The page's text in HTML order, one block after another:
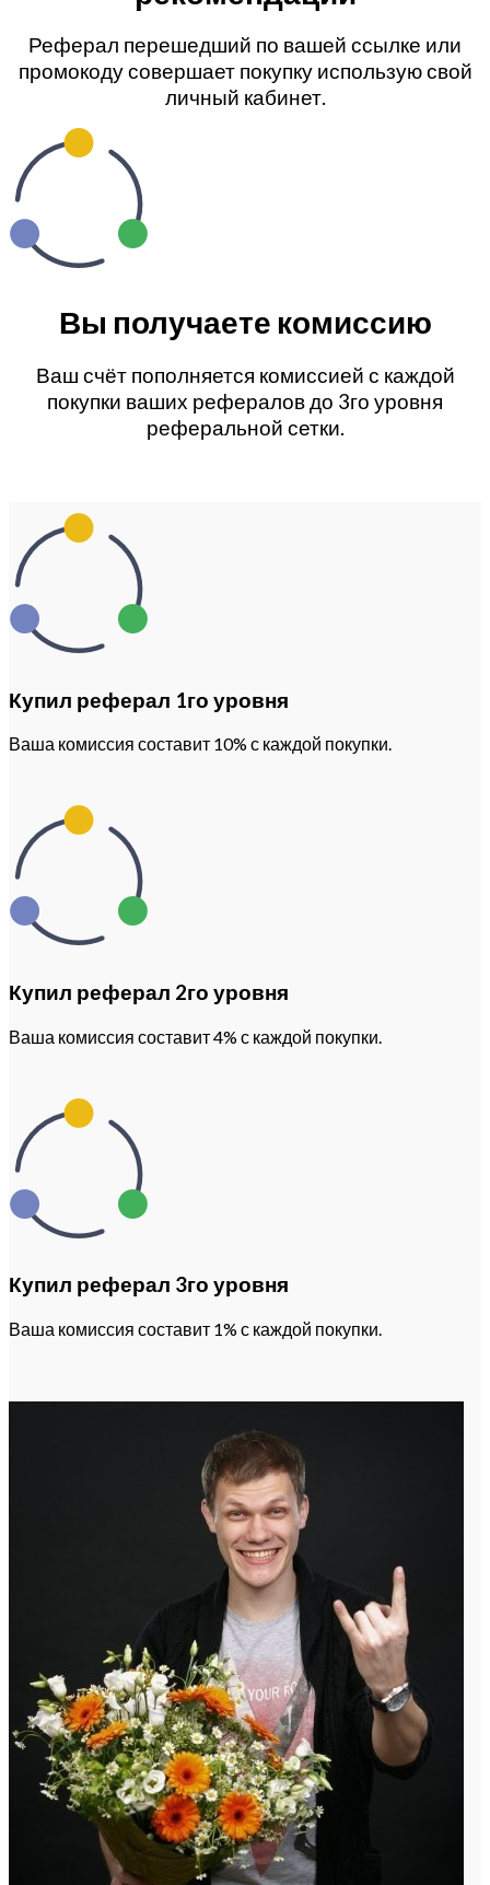
Реферал перешедший по вашей ссылке или
промокоду совершает покупку использую свой
личный кабинет.
Вы получаете комиссию
Ваш счёт пополняется комиссией с каждой
покупки ваших рефералов до 3го уровня
реферальной сетки.
Купил реферал 1го уровня
Ваша комиссия составит 10% с каждой покупки.
Купил реферал 2го уровня
Ваша комиссия составит 4% с каждой покупки.
Купил реферал 3го уровня
Ваша комиссия составит 1% с каждой покупки.